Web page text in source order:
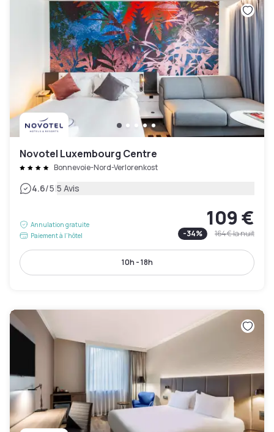
Novotel Luxembourg Centre
Bonnevoie-Nord-Verlorenkost
4.6/5|5 Avis
Annulation gratuite
Paiement à l'hôtel
109 €
-34% 164 €la nuit
10h - 18h